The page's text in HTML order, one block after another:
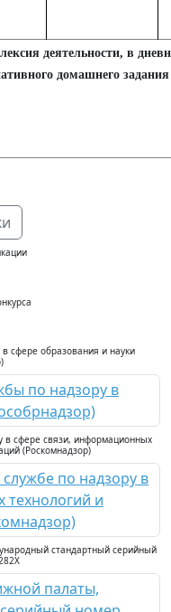
деятельности, в
домашнего
сфере образования и науки
в сфере связи, информационных
(Роскомнадзор)
стандартный серийный